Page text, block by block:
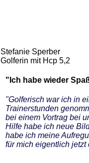
Stefanie Sperber
Golferin mit Hcp 5,2
"Ich habe wieder
"Golferisch war ich in
Trainerstunden
bei einem Vortrag bei
Hilfe habe ich neue
habe ich meine
für mich eigentlich